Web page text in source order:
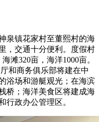
泉镇花家村至董熙村的海
，交通十分便利。度假村
滩320亩，海洋1000亩。
和商务俱乐部将建在中
浴场和游艇观光；在海滨
桥；海洋美食区将建成海
行政办公管理区。